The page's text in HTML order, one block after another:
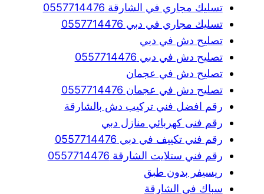
تسليك مجاري في الشارقة 0557714476
تسليك مجاري في دبي 0557714476
تصليح دش في دبي
تصليح دش في دبي 0557714476
تصليح دش في عجمان
تصليح دش في عجمان 0557714476
رقم افضل فني تركيب دش بالشارقة
رقم فنى كهربائي منازل دبي
رقم فني تكييف في دبي 0557714476
رقم فني ستلايت الشارقة 0557714476
ريسيفر بدون طبق
سباك في الشارقة